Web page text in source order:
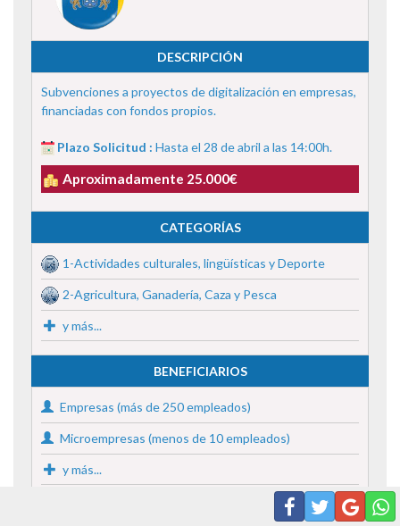
DESCRIPCIÓN
Subvenciones a proyectos de digitalización en empresas,
financiadas con fondos propios.
Plazo Solicitud : Hasta el 28 de abril a las 14:00h.
Aproximadamente 25.000€
CATEGORÍAS
1-Actividades culturales, lingüísticas y Deporte
2-Agricultura, Ganadería, Caza y Pesca
y más...
BENEFICIARIOS
Empresas (más de 250 empleados)
Microempresas (menos de 10 empleados)
y más...